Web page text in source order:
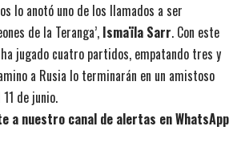
lo anotó uno de los llamados a ser
de la Teranga’, Ismaïla Sarr. Con este
jugado cuatro partidos, empatando tres y
a Rusia lo terminarán en un amistoso
de junio.
a nuestro canal de alertas en WhatsApp